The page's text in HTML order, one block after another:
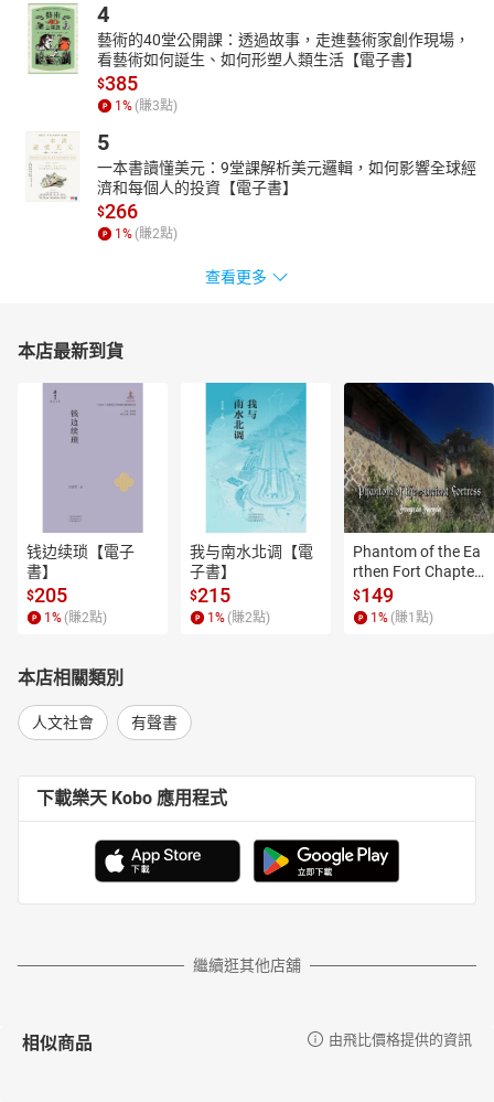
4
藝術的40堂公開課：透過故事，走進藝術家創作現場，
看藝術如何誕生、如何形塑人類生活【電子書】
$385
1 % (賺3點)
5
一本書讀懂美元：9堂課解析美元邏輯，如何影響全球經
濟和每個人的投資【電子書】
$266
1 % (賺2點)
查看更多
本店最新到貨
钱边续琐【電子
書】
$205
1 % (賺2點)
我与南水北调【電
子書】
$215
1 % (賺2點)
Phantom of the Ea
rthen Fort Chapter
4【有聲書】
$149
1 % (賺1 點)
本店相關類別
人文社會 有聲書
下載樂天 Kobo 應用程式
繼續逛其他店舖
相似商品 由飛比價格提供的資訊